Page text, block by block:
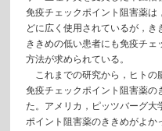
免疫チェックポイント阻害薬は
どに広く使用されているが，き
ききめの低い患者にも免疫チ
方法が求められている。
これまでの研究から，ヒトの
免疫チェックポイント阻害薬の
た。アメリカ，ピッツバーグ大
ポイント阻害薬のききめがよか